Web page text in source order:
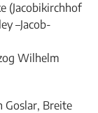
(Jacobikirchhof
–Jacob-
Wilhelm
Goslar, Breite